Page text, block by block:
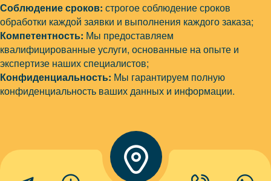
Соблюдение сроков: строгое соблюдение сроков
обработки каждой заявки и выполнения каждого заказа;
Компетентность: Мы предоставляем
квалифицированные услуги, основанные на опыте и
экспертизе наших специалистов;
Конфиденциальность: Мы гарантируем полную
конфиденциальность ваших данных и информации.